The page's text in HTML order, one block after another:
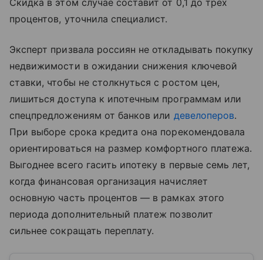
процентов, уточнила специалист.
Эксперт призвала россиян не откладывать покупку
недвижимости в ожидании снижения ключевой
ставки, чтобы не столкнуться с ростом цен,
лишиться доступа к ипотечным программам или
спецпредложениям от банков или девелоперов.
При выборе срока кредита она порекомендовала
ориентироваться на размер комфортного платежа.
Выгоднее всего гасить ипотеку в первые семь лет,
когда финансовая организация начисляет
основную часть процентов — в рамках этого
периода дополнительный платеж позволит
сильнее сокращать переплату.